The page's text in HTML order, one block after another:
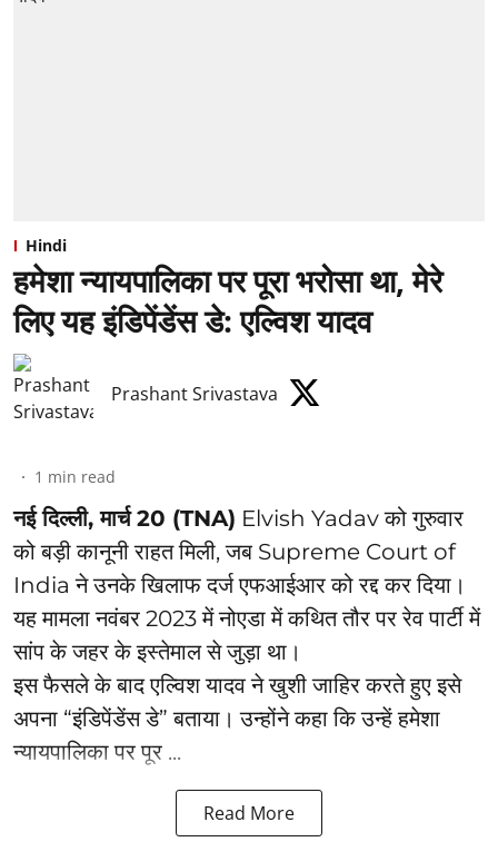
Hindi
हमेशा न्यायपालिका पर पूरा भरोसा था, मेरे
लिए यह इंडिपेंडेंस डे: एल्विश यादव
Prashant Srivastava
1 min read
नई दिल्ली, मार्च 20 (TNA) Elvish Yadav को गुरुवार
को बड़ी कानूनी राहत मिली, जब Supreme Court of
India ने उनके खिलाफ दर्ज एफआईआर को रद्द कर दिया।
यह मामला नवंबर 2023 में नोएडा में कथित तौर पर रेव पार्टी में
सांप के जहर के इस्तेमाल से जुड़ा था।
इस फैसले के बाद एल्विश यादव ने खुशी जाहिर करते हुए इसे
अपना “इंडिपेंडेंस डे” बताया। उन्होंने कहा कि उन्हें हमेशा
न्यायपालिका पर पूर ...
Read More